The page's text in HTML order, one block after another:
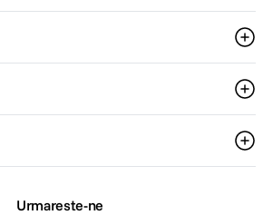
Urmareste-ne